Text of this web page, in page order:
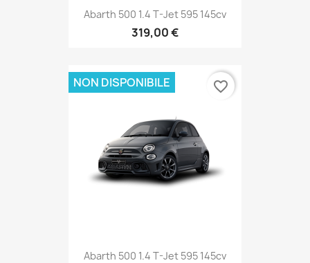
Abarth 500 1.4 T-Jet 595 145cv
319,00 €
Abarth 500 1.4 T-Jet 595 145cv
NON DISPONIBILE favorite_border